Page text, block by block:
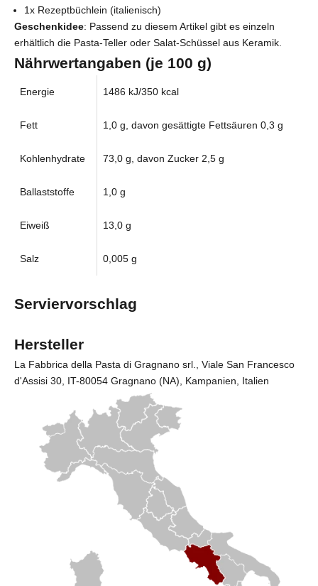
1x Rezeptbüchlein (italienisch)
Geschenkidee: Passend zu diesem Artikel gibt es einzeln
erhältlich die Pasta-Teller oder Salat-Schüssel aus Keramik.
Nährwertangaben (je 100 g)
Energie 1486 kJ/350 kcal
Fett 1,0 g, davon gesättigte Fettsäuren 0,3 g
Kohlenhydrate 73,0 g, davon Zucker 2,5 g
Ballaststoffe 1,0 g
Eiweiß 13,0 g
Salz 0,005 g
Serviervorschlag
Hersteller
La Fabbrica della Pasta di Gragnano srl.
, Viale San Francesco
d'Assisi 30, IT-80054 Gragnano (NA), Kampanien, Italien